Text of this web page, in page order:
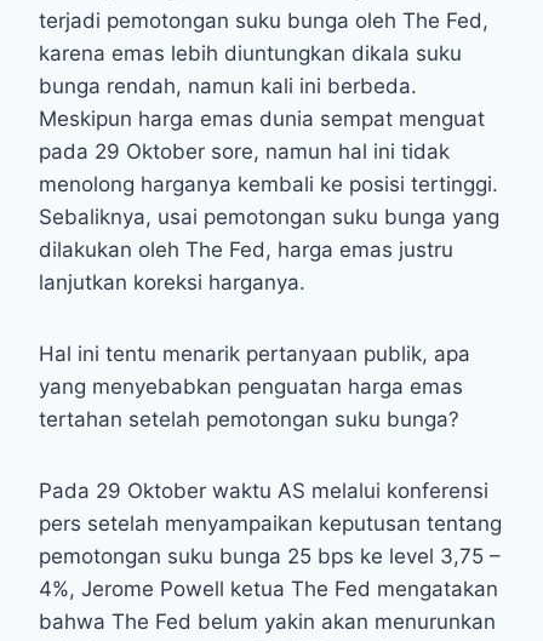
terjadi pemotongan suku bunga oleh The Fed,
karena emas lebih diuntungkan dikala suku
bunga rendah, namun kali ini berbeda.
Meskipun harga emas dunia sempat menguat
pada 29 Oktober sore, namun hal ini tidak
menolong harganya kembali ke posisi tertinggi.
Sebaliknya, usai pemotongan suku bunga yang
dilakukan oleh The Fed, harga emas justru
lanjutkan koreksi harganya.
Hal ini tentu menarik pertanyaan publik, apa
yang menyebabkan penguatan harga emas
tertahan setelah pemotongan suku bunga?
Pada 29 Oktober waktu AS melalui konferensi
pers setelah menyampaikan keputusan tentang
pemotongan suku bunga 25 bps ke level 3,75 –
4%, Jerome Powell ketua The Fed mengatakan
bahwa The Fed belum yakin akan menurunkan